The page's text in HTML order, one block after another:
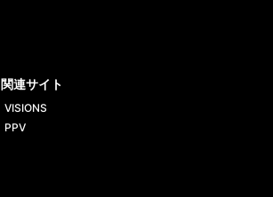
関連サイト
VISIONS
PPV